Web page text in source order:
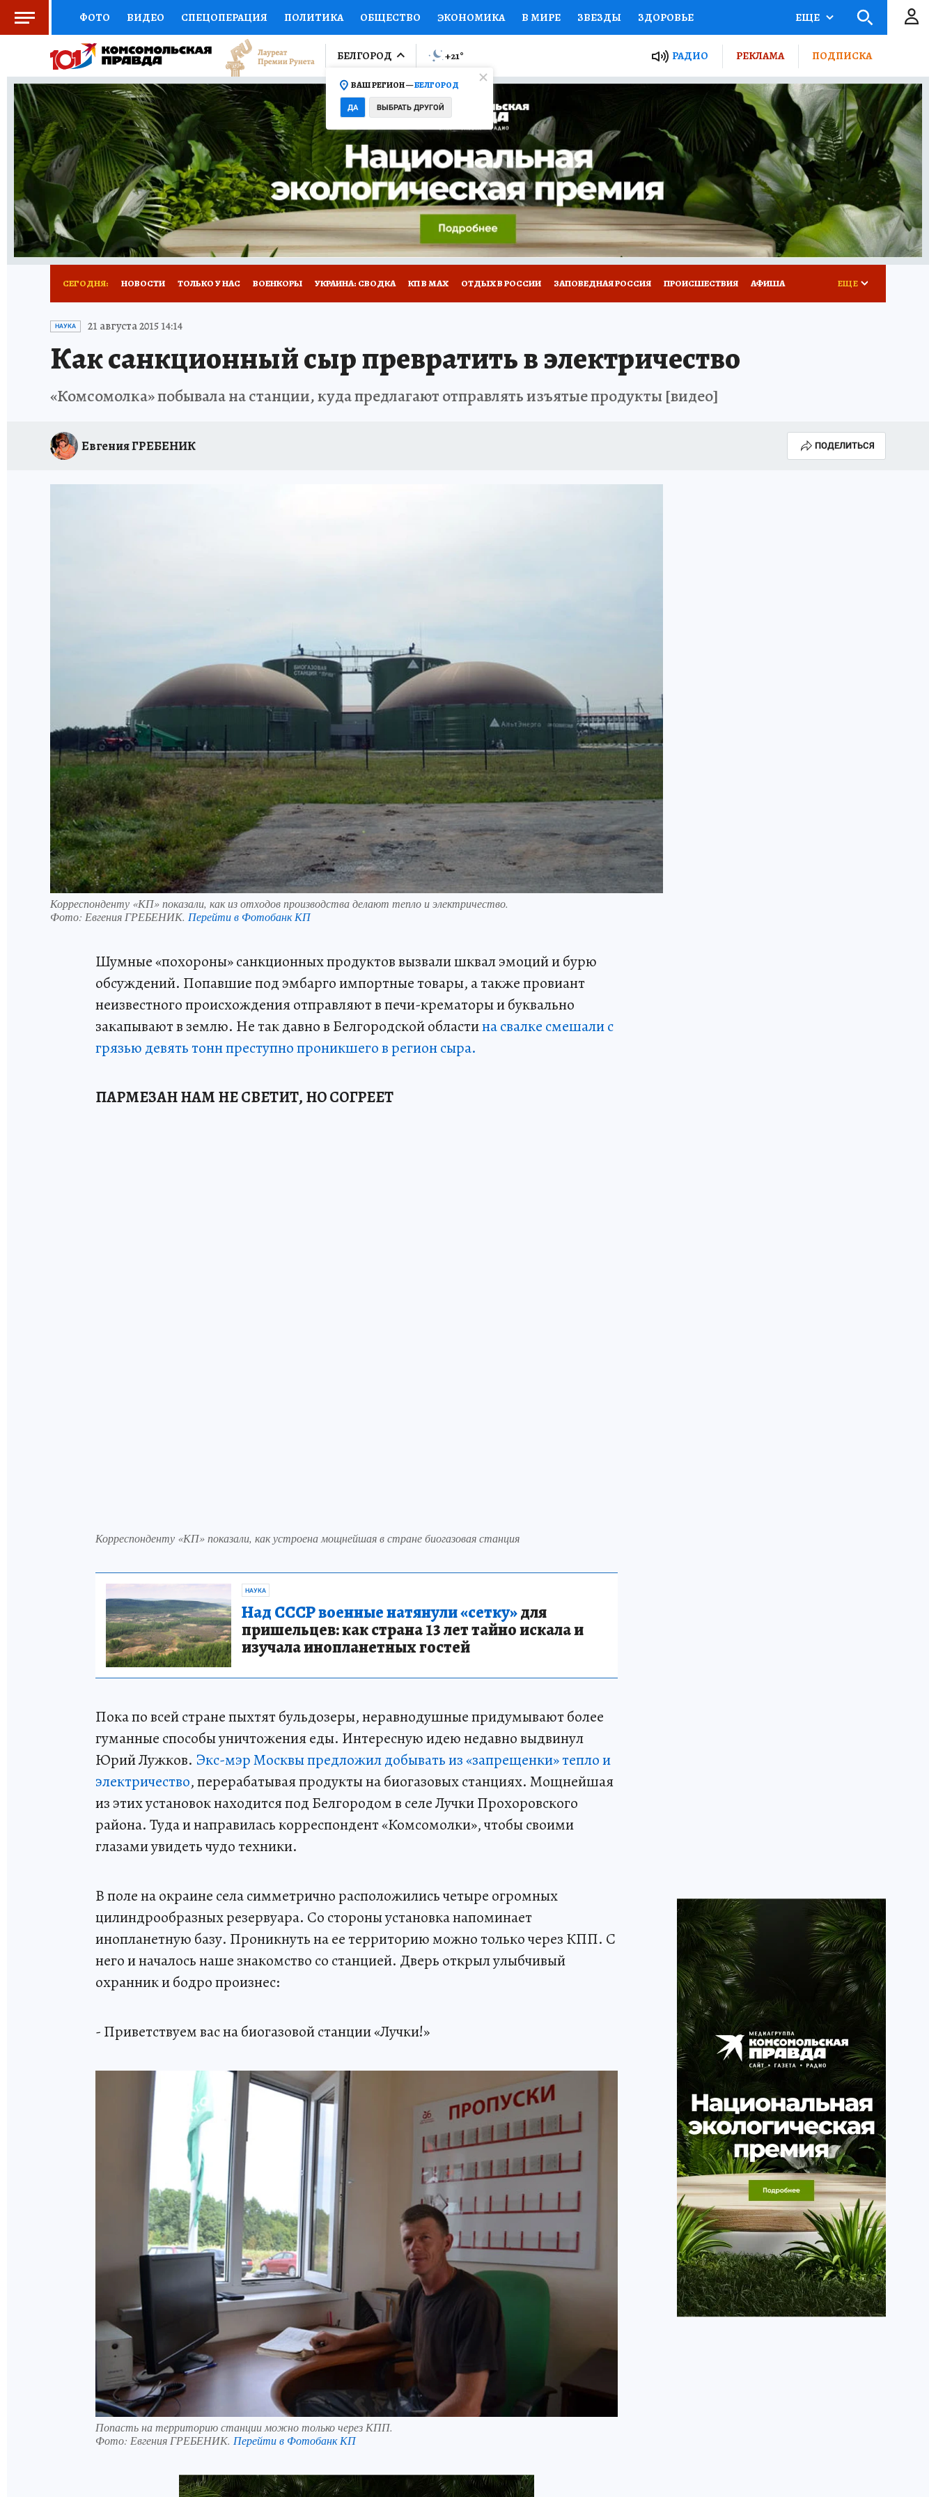
ФОТО ВИДЕО СПЕЦОПЕРАЦИЯ ПОЛИТИКА ОБЩЕСТВО ЭКОНОМИКА В МИРЕ ЗВЕЗДЫ ЗДОРОВЬЕ
СОЦПОДДЕРЖКА НАУКА СПОРТ КОЛУМНИСТЫ ПРОИСШЕСТВИЯ НАЦИОНАЛЬНЫЕ ПРОЕКТЫ РОССИИ
ВЫБОР ЭКСПЕРТОВ ДОКТОР ФИНАНСЫ ОТКРЫВАЕМ МИР Я ЗНАЮ СЕМЬЯ ЖЕНСКИЕ СЕКРЕТЫ ПУТЕВОДИТЕЛЬ
КНИЖНАЯ ПОЛКА ПРОГНОЗЫ НА СПОРТ ПРОМОКОДЫ СЕРИАЛЫ СПЕЦПРОЕКТЫ ДЕФИЦИТ ЖЕЛЕЗА ТУРИЗМ
ПРЕСС-ЦЕНТР НЕДВИЖИМОСТЬ ТЕЛЕВИЗОР КОЛЛЕКЦИИ КОНКУРСЫ РАБОТА У НАС ГИД ПОТРЕБИТЕЛЯ ВСЕ О КП
РАДИО КП РЕКЛАМА ТЕСТЫ НОВОЕ НА САЙТЕ
ЕЩЕ
БЕЛГОРОД
ВАШ РЕГИОН —БЕЛГОРОД
ДА ВЫБРАТЬ ДРУГОЙ
+21° РАДИО РЕКЛАМА ПОДПИСКА
СЕГОДНЯ: НОВОСТИ ТОЛЬКО У НАС ВОЕНКОРЫ УКРАИНА: СВОДКА КП В МАХ ОТДЫХ В РОССИИ ЗАПОВЕДНАЯ РОССИЯ ПРОИСШЕСТВИЯ АФИША
ИСПЫТАНО НА СЕБЕ
ЕЩЕ
НАУКА 21 августа 2015 14:14
Как санкционный сыр превратить в электричество
«Комсомолка» побывала на станции, куда предлагают отправлять изъятые продукты [видео]
Евгения ГРЕБЕНИК ПОДЕЛИТЬСЯ
Корреспонденту «КП» показали, как из отходов производства делают тепло и электричество.
Фото: Евгения ГРЕБЕНИК. Перейти в Фотобанк КП
Шумные «похороны» санкционных продуктов вызвали шквал эмоций и бурю
обсуждений. Попавшие под эмбарго импортные товары, а также провиант
неизвестного происхождения отправляют в печи-крематоры и буквально
закапывают в землю. Не так давно в Белгородской областина свалке смешали с
грязью девять тонн преступно проникшего в регион сыра.
ПАРМЕЗАН НАМ НЕ СВЕТИТ, НО СОГРЕЕТ
Корреспонденту «КП» показали, как устроена мощнейшая в стране биогазовая станция
НАУКА
Над СССР военные натянули «сетку»для
пришельцев: как страна 13 лет тайно искала и
изучала инопланетных гостей
Пока по всей стране пыхтят бульдозеры, неравнодушные придумывают более
гуманные способы уничтожения еды. Интересную идею недавно выдвинул
Юрий Лужков. Экс-мэр Москвы предложил добывать из «запрещенки» тепло и
электричество, перерабатывая продукты на биогазовых станциях. Мощнейшая
из этих установок находится под Белгородом в селе Лучки Прохоровского
района. Туда и направилась корреспондент «Комсомолки», чтобы своими
глазами увидеть чудо техники.
В поле на окраине села симметрично расположились четыре огромных
цилиндрообразных резервуара. Со стороны установка напоминает
инопланетную базу. Проникнуть на ее территорию можно только через КПП. С
него и началось наше знакомство со станцией. Дверь открыл улыбчивый
охранник и бодро произнес:
- Приветствуем вас на биогазовой станции «Лучки!»
Попасть на территорию станции можно только через КПП.
Фото: Евгения ГРЕБЕНИК. Перейти в Фотобанк КП